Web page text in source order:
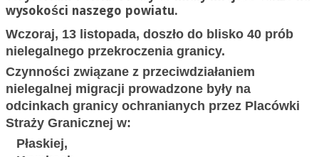
wysokości naszego powiatu.
Wczoraj, 13 listopada, doszło do blisko 40 prób
nielegalnego przekroczenia granicy.
Czynności związane z przeciwdziałaniem
nielegalnej migracji prowadzone były na
odcinkach granicy ochranianych przez Placówki
Straży Granicznej w:
Płaskiej,